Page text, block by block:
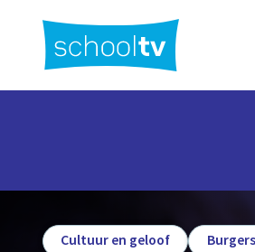
hoofdinhoud
Cultuur en geloof